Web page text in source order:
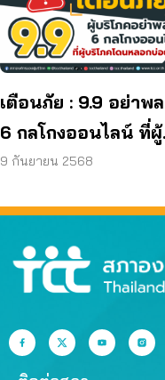
เตือนภัย : 9.9 อย่าพ
6 กลโกงออนไลน์ ที่ผู้
บริโภคโดนหลอกบ่อย
9 กันยายน 2568